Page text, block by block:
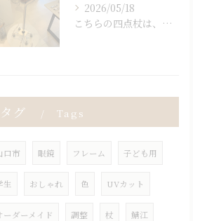
2026/05/18
こちらの四点杖は、接地面が広く安定感に優れているため、歩行時...
タグ Tags
口市 眼鏡 フレーム 子ども用
生 おしゃれ 色 UVカット
ーダーメイド 調整 杖 鯖江